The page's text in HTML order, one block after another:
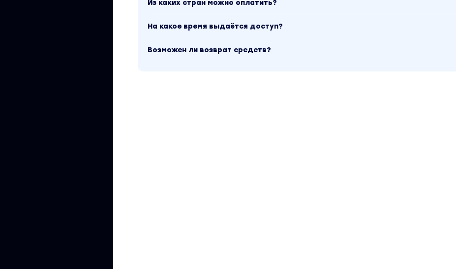
Из каких стран можно оплатить?
На какое время выдаётся доступ?
Возможен ли возврат средств?